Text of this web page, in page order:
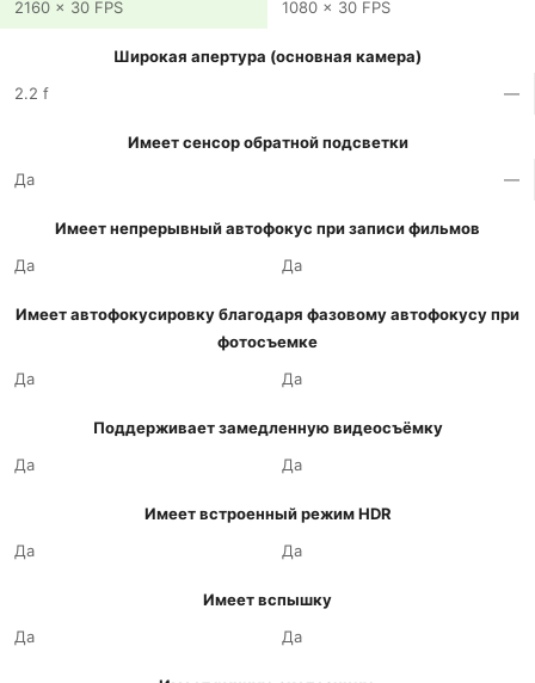
2160 x 30 FPS 1080 x 30 FPS
Широкая апертура (основная камера)
2.2 f
—
Имеет сенсор обратной подсветки
Да
—
Имеет непрерывный автофокус при записи фильмов
Да
Да
Имеет автофокусировку благодаря фазовому автофокусу при
фотосъемке
Да
Да
Поддерживает замедленную видеосъёмку
Да
Да
Имеет встроенный режим HDR
Да
Да
Имеет вспышку
Да
Да